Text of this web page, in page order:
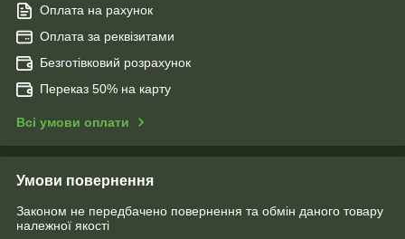
Оплата на рахунок
Оплата за реквізитами
Безготівковий розрахунок
Переказ 50% на карту
Всі умови оплати
Умови повернення
Законом не передбачено повернення та обмін даного товару
належної якості